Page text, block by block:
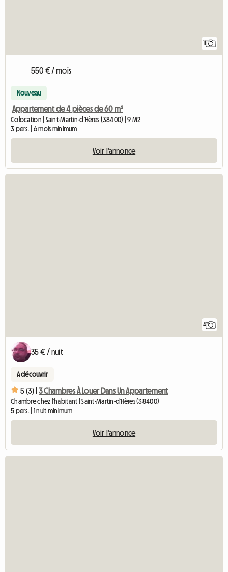
11
550 € / mois
Nouveau
Appartement de 4 pièces de 60 m²
Colocation | Saint-Martin-d'Hères (38400) | 9 M2
3 pers. | 6 mois minimum
Voir l'annonce
4
35 € / nuit
A découvrir
5 (3) | 3 Chambres À Louer Dans Un Appartement
Chambre chez l'habitant | Saint-Martin-d'Hères (38400)
5 pers. | 1 nuit minimum
Voir l'annonce